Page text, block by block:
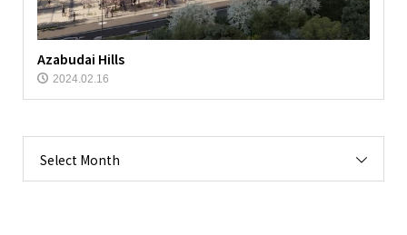
Azabudai Hills
2024.02.16
Select Month